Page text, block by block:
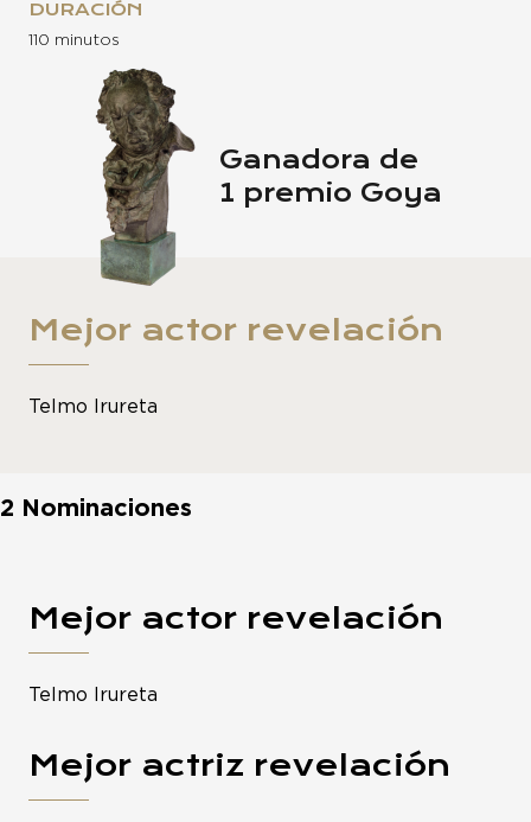
DURACIÓN
110 minutos
Ganadora de
1 premio Goya
Mejor actor revelación
Telmo Irureta
2 Nominaciones
Mejor actor revelación
Telmo Irureta
Mejor actriz revelación